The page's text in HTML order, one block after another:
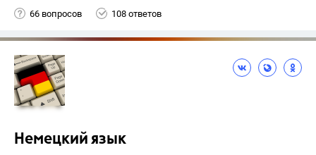
66 вопросов 108 ответов
Немецкий язык